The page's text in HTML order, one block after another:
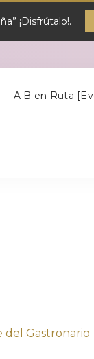
¡Disfrútalo!.
A B en Ruta
Villa Del Rey
del Gastronario